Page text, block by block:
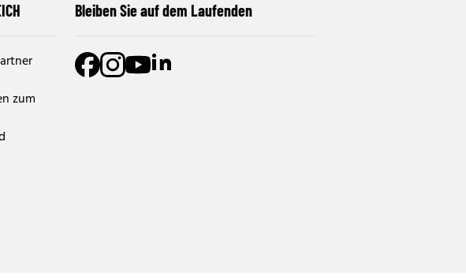
zum
Bleiben Sie auf dem Laufenden